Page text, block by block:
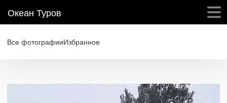
Океан Туров
Все фотографииИзбранное